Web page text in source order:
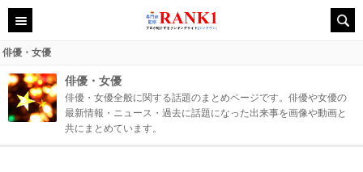
俳優・女優
俳優・女優
俳優・女優全般に関する話題のまとめページです。俳優や女優の
最新情報・ニュース・過去に話題になった出来事を画像や動画と
共にまとめています。